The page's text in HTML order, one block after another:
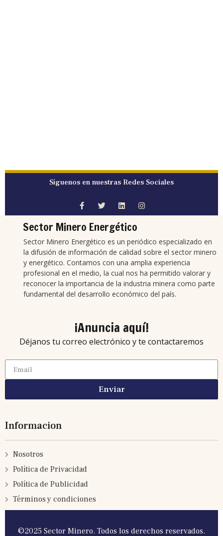
Síguenos en nuestras Redes Sociales
Sector Minero Energético
Sector Minero Energético es un periódico especializado en
la difusión de información de calidad sobre el sector minero
y energético. Contamos con una amplia experiencia
profesional en el medio, la cual nos ha permitido valorar y
reconocer la importancia de la industria minera como parte
fundamental del desarrollo económico del país.
¡Anuncia aquí!
Déjanos tu correo electrónico y te contactaremos
Enviar
Informacion
Nosotros
Política de Privacidad
Política de Publicidad
Términos y condiciones
©2025 Sector Minero. Todos los derechos reservados.